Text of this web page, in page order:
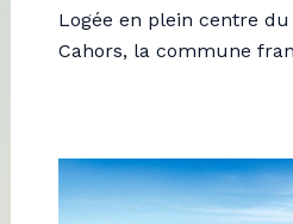
Logée en plein centre
Cahors, la commune